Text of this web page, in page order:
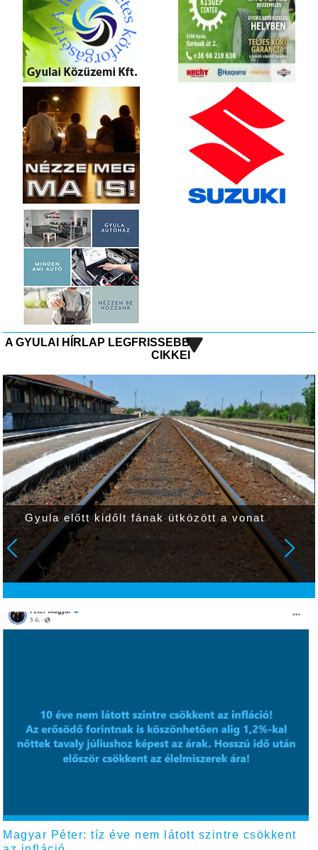
A GYULAI HÍRLAP LEGFRISSEBB
CIKKEI
Gyula előtt kidőlt fának ütközött a vonat
Magyar Péter: tíz éve nem látott szintre csökkent